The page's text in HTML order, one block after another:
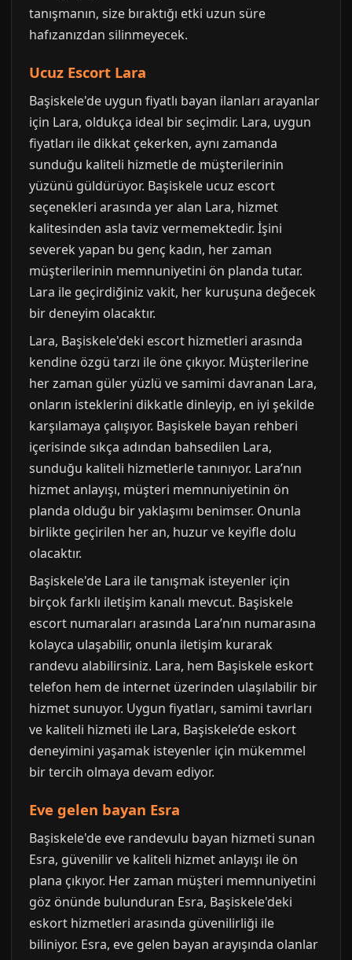
tanışmanın, size bıraktığı etki uzun süre
hafızanızdan silinmeyecek.
Ucuz Escort Lara
Başiskele'de uygun fiyatlı bayan ilanları arayanlar
için Lara, oldukça ideal bir seçimdir. Lara, uygun
fiyatları ile dikkat çekerken, aynı zamanda
sunduğu kaliteli hizmetle de müşterilerinin
yüzünü güldürüyor. Başiskele ucuz escort
seçenekleri arasında yer alan Lara, hizmet
kalitesinden asla taviz vermemektedir. İşini
severek yapan bu genç kadın, her zaman
müşterilerinin memnuniyetini ön planda tutar.
Lara ile geçirdiğiniz vakit, her kuruşuna değecek
bir deneyim olacaktır.
Lara, Başiskele'deki escort hizmetleri arasında
kendine özgü tarzı ile öne çıkıyor. Müşterilerine
her zaman güler yüzlü ve samimi davranan Lara,
onların isteklerini dikkatle dinleyip, en iyi şekilde
karşılamaya çalışıyor. Başiskele bayan rehberi
içerisinde sıkça adından bahsedilen Lara,
sunduğu kaliteli hizmetlerle tanınıyor. Lara’nın
hizmet anlayışı, müşteri memnuniyetinin ön
planda olduğu bir yaklaşımı benimser. Onunla
birlikte geçirilen her an, huzur ve keyifle dolu
olacaktır.
Başiskele'de Lara ile tanışmak isteyenler için
birçok farklı iletişim kanalı mevcut. Başiskele
escort numaraları arasında Lara’nın numarasına
kolayca ulaşabilir, onunla iletişim kurarak
randevu alabilirsiniz. Lara, hem Başiskele eskort
telefon hem de internet üzerinden ulaşılabilir bir
hizmet sunuyor. Uygun fiyatları, samimi tavırları
ve kaliteli hizmeti ile Lara, Başiskele’de eskort
deneyimini yaşamak isteyenler için mükemmel
bir tercih olmaya devam ediyor.
Eve gelen bayan Esra
Başiskele'de eve randevulu bayan hizmeti sunan
Esra, güvenilir ve kaliteli hizmet anlayışı ile ön
plana çıkıyor. Her zaman müşteri memnuniyetini
göz önünde bulunduran Esra, Başiskele'deki
eskort hizmetleri arasında güvenilirliği ile
biliniyor. Esra, eve gelen bayan arayışında olanlar